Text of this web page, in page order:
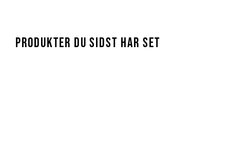
PRODUKTER DU SIDST HAR SET